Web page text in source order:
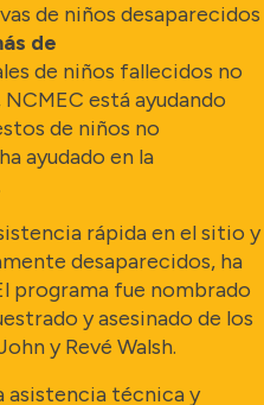
de niños desaparecidos
de
de niños fallecidos no
está ayudando
de niños no
ayudado en la
rápida en el sitio y
desaparecidos, ha
programa fue nombrado
y asesinado de los
y Revé Walsh.
técnica y